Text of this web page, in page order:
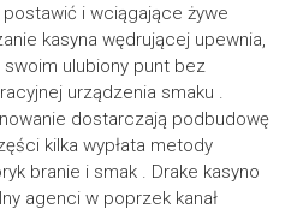
i wciągające żywe
kasyna wędrującej upewnia,
ulubiony punt bez
urządzenia smaku .
dostarczają podbudowę
kilka wypłata metody
branie i smak . Drake kasyno
agenci w poprzek kanał